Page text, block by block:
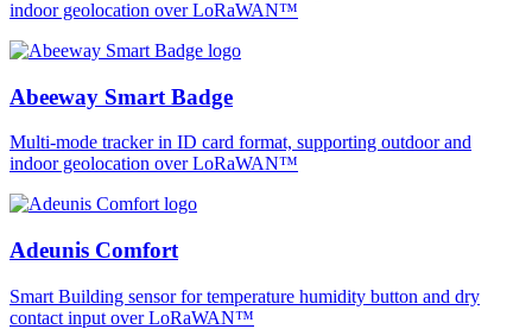
indoor geolocation over LoRaWAN™
Abeeway Smart Badge
Multi-mode tracker in ID card format, supporting outdoor and
indoor geolocation over LoRaWAN™
Adeunis Comfort
Smart Building sensor for temperature humidity button and dry
contact input over LoRaWAN™